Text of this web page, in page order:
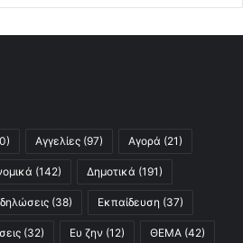
Αγγελίες (97) Αγορά (21)
(142) Δημοτικά (191)
(38) Εκπαίδευση (37)
(32) Ευ ζην (12) ΘΕΜΑ (42)